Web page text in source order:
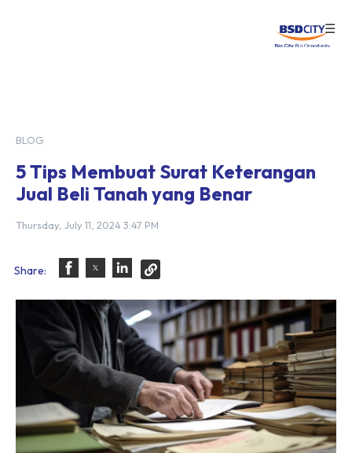
☰
BLOG
5 Tips Membuat Surat Keterangan
Jual Beli Tanah yang Benar
Thursday, July 11, 2024 3:47 PM
Share: